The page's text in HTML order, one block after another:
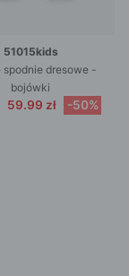
51015kids
spodnie dresowe -
bojówki
59.99 zł -50%